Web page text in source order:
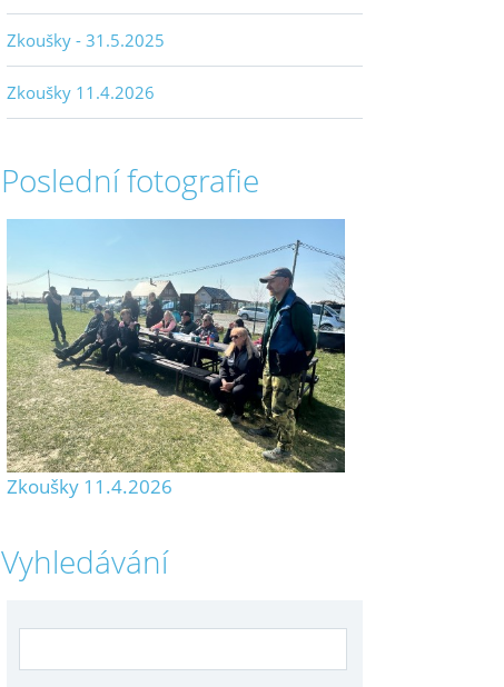
Zkoušky - 31.5.2025
Zkoušky 11.4.2026
Poslední fotografie
Zkoušky 11.4.2026
Vyhledávání